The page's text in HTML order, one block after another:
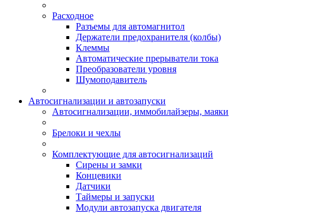
Расходное
Разъемы для автомагнитол
Держатели предохранителя (колбы)
Клеммы
Автоматические прерыватели тока
Преобразователи уровня
Шумоподавитель
Автосигнализации и автозапуски
Автосигнализации, иммобилайзеры, маяки
Брелоки и чехлы
Комплектующие для автосигнализаций
Сирены и замки
Концевики
Датчики
Таймеры и запуски
Модули автозапуска двигателя